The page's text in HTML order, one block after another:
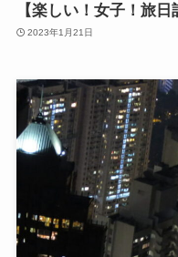
【楽しい！女子！旅
2023年1月21日